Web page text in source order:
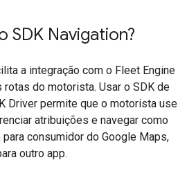
SDK Navigation?
a integração com o Fleet Engine
rotas do motorista. Usar o SDK de
Driver permite que o motorista use
atribuições e navegar como
consumidor do Google Maps,
outro app.